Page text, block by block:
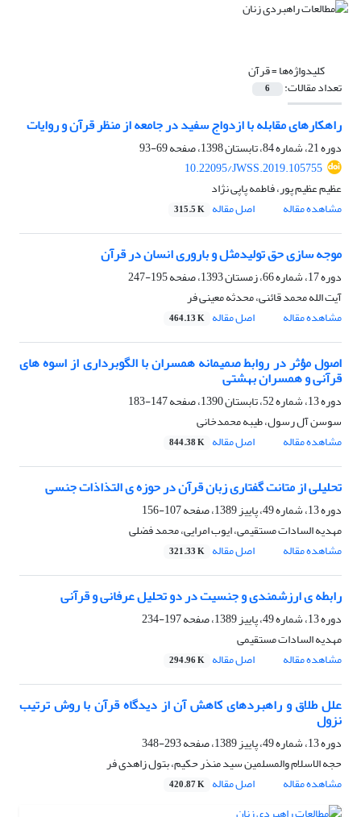
کلیدواژه‌ها =قرآن
تعداد مقالات: 6
راهکارهای مقابله با ازدواج سفید در جامعه از منظر قرآن و روایات
دوره 21، شماره 84، تابستان 1398، صفحه
69-93
10.22095/JWSS.2019.105755
عظیم عظیم پور، فاطمه پاپی نژاد
مشاهده مقاله
اصل مقاله 315.5 K
موجه سازی حق تولیدمثل و باروری انسان در قرآن
دوره 17، شماره 66، زمستان 1393، صفحه
195-247
آیت الله محمد قائنی، محدثه معینی فر
مشاهده مقاله
اصل مقاله 464.13 K
اصول مؤثر در روابط صمیمانه همسران با الگوبرداری از اسوه های
قرآنی و همسران بهشتی
دوره 13، شماره 52، تابستان 1390، صفحه
147-183
سوسن آل رسول، طیبه محمدخانی
مشاهده مقاله
اصل مقاله 844.38 K
تحلیلی از متانت گفتاری زبان قرآن در حوزه ی التذاذات جنسی
دوره 13، شماره 49، پاییز 1389، صفحه
107-156
مهدیه السادات مستقیمی، ایوب امرایی، محمد فضلی
مشاهده مقاله
اصل مقاله 321.33 K
رابطه ی ارزشمندی و جنسیت در دو تحلیل عرفانی و قرآنی
دوره 13، شماره 49، پاییز 1389، صفحه
197-234
مهدیه السادات مستقیمی
مشاهده مقاله
اصل مقاله 294.96 K
علل طلاق و راهبردهای کاهش آن از دیدگاه قرآن با روش ترتیب
نزول
دوره 13، شماره 49، پاییز 1389، صفحه
293-348
حجه الاسلام والمسلمین سید منذر حکیم، بتول زاهدی فر
مشاهده مقاله
اصل مقاله 420.87 K